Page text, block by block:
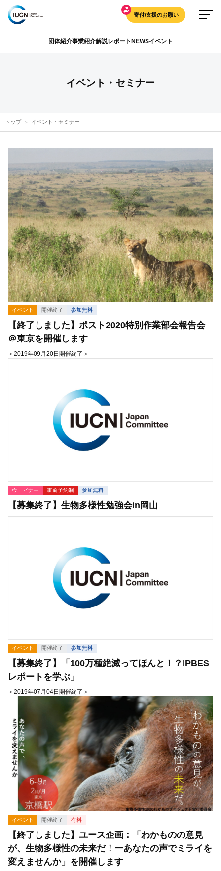
寄付/支援のお願い
団体紹介事業紹介解説レポート NEWSイベント
イベント・セミナー
トップ イベント・セミナー
イベント 開催終了 参加無料
【終了しました】ポスト2020特別作業部会報告会
＠東京を開催します
＜2019年09月20日開催終了＞
ウェビナー 事前予約制 参加無料
【募集終了】生物多様性勉強会in岡山
イベント 開催終了 参加無料
【募集終了】「100万種絶滅ってほんと！？IPBES
レポートを学ぶ」
＜2019年07月04日開催終了＞
イベント 開催終了 有料
【終了しました】ユース企画：「わかものの意見
が、生物多様性の未来だ！ーあなたの声でミライを
変えませんか」を開催します